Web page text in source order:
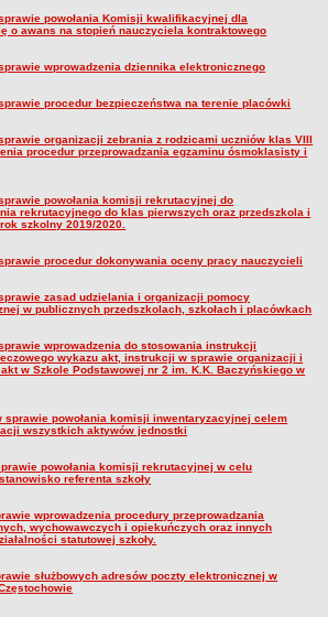
powołania Komisji kwalifikacyjnej dla
o awans na stopień nauczyciela kontraktowego
wprowadzenia dziennika elektronicznego
procedur bezpieczeństwa na terenie placówki
sprawie organizacji zebrania z rodzicami uczniów klas VIII
procedur przeprowadzania egzaminu ósmoklasisty i
powołania komisji rekrutacyjnej do
rekrutacyjnego do klas pierwszych oraz przedszkola i
szkolny 2019/2020.
sprawie procedur dokonywania oceny pracy nauczycieli
sprawie zasad udzielania i organizacji pomocy
w publicznych przedszkolach, szkołach i placówkach
sprawie wprowadzenia do stosowania instrukcji
wykazu akt, instrukcji w sprawie organizacji i
w Szkole Podstawowej nr 2 im. K.K. Baczyńskiego w
sprawie powołania komisji inwentaryzacyjnej celem
wszystkich aktywów jednostki
powołania komisji rekrutacyjnej w celu
referenta szkoły
wprowadzenia procedury przeprowadzania
wychowawczych i opiekuńczych oraz innych
statutowej szkoły.
służbowych adresów poczty elektronicznej w